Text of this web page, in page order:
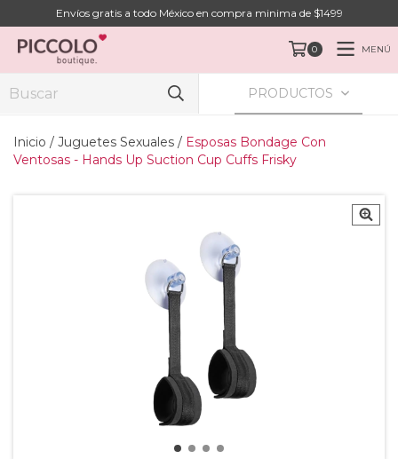
Envíos gratis a todo México en compra minima de $1499
0 MENÚ
PRODUCTOS
Inicio / Juguetes Sexuales / Esposas Bondage Con
Ventosas - Hands Up Suction Cup Cuffs Frisky